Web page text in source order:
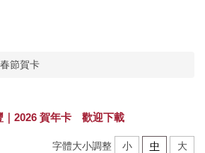
春節賀卡
2026 賀年卡 歡迎下載
字體大小調整 小 中 大